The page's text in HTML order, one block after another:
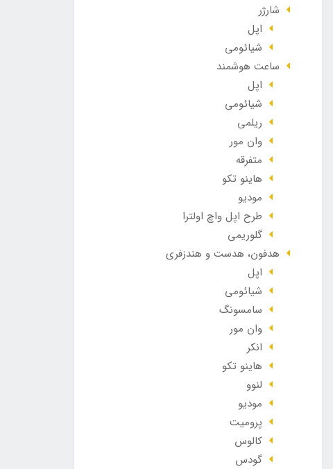
شارژر
اپل
شیائومی
ساعت هوشمند
اپل
شیائومی
ریلمی
وان مور
متفرقه
هاینو تکو
مودیو
طرح اپل واچ اولترا
گلوریمی
هدفون، هدست و هندزفری
اپل
شیائومی
سامسونگ
وان مور
انکر
هاینو تکو
لنوو
مودیو
پرومیت
کالوس
گودس